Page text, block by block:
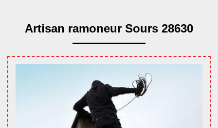
Artisan ramoneur Sours 28630